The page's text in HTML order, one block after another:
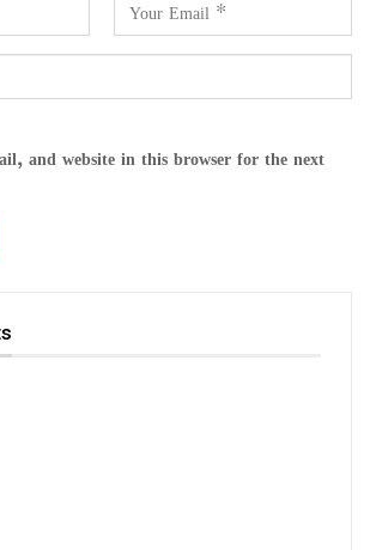
and website in this browser for the next